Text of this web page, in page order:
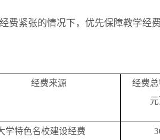
费紧张的情况下，优先保障教学经
经费来源
经费
元
学特色名校建设经费